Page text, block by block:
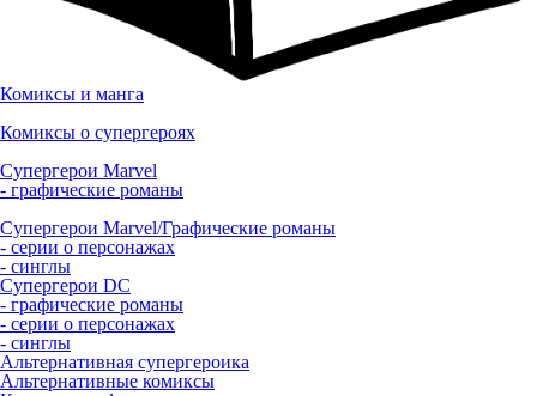
Комиксы и манга
Комиксы о супергероях
Супергерои Marvel
- графические романы
Супергерои Marvel/Графические романы
- серии о персонажах
- синглы
Супергерои DC
- графические романы
- серии о персонажах
- синглы
Альтернативная супергероика
Альтернативные комиксы